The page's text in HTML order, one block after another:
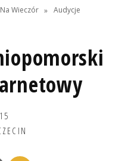
Wieczór » Audycje